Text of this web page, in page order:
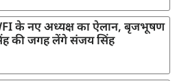
के नए अध्यक्ष का ऐलान, बृजभूषण
की जगह लेंगे संजय सिंह